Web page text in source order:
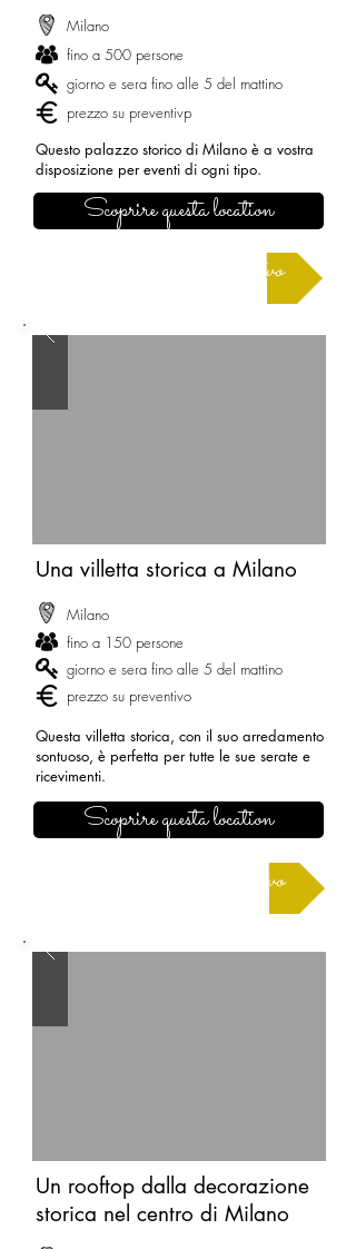
Milano
fino a 500 persone
giorno e sera fino alle 5 del mattino
prezzo su preventivp
Questo palazzo storico di Milano è a vostra
disposizione per eventi di ogni tipo.
Scoprire questa location
Richiedere un preventivo
Una villetta storica a Milano
Milano
fino a 150 persone
giorno e sera fino alle 5 del mattino
prezzo su preventivo
Questa villetta storica, con il suo arredamento
sontuoso, è perfetta per tutte le sue serate e
ricevimenti.
Scoprire questa location
Richiedere un preventivo
Un rooftop dalla decorazione
storica nel centro di Milano